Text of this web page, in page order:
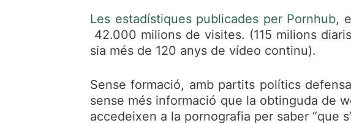
Les estadístiques publicades per Pornhub,
42.000 milions de visites. (115 milions
sia més de 120 anys de vídeo continu).
Sense formació, amb partits polítics
sense més informació que la obtinguda de
accedeixen a la pornografia per saber “que